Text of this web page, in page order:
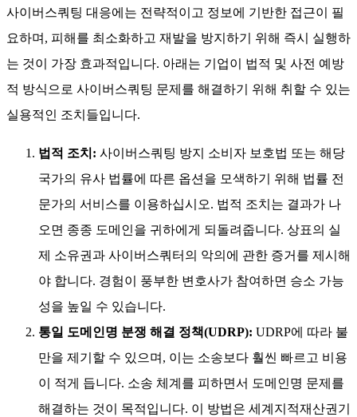
사이버스쿼팅 대응에는 전략적이고 정보에 기반한 접근이 필
요하며, 피해를 최소화하고 재발을 방지하기 위해 즉시 실행하
는 것이 가장 효과적입니다. 아래는 기업이 법적 및 사전 예방
적 방식으로 사이버스쿼팅 문제를 해결하기 위해 취할 수 있는
실용적인 조치들입니다.
법적 조치: 사이버스쿼팅 방지 소비자 보호법 또는 해당
국가의 유사 법률에 따른 옵션을 모색하기 위해 법률 전
문가의 서비스를 이용하십시오. 법적 조치는 결과가 나
오면 종종 도메인을 귀하에게 되돌려줍니다. 상표의 실
제 소유권과 사이버스쿼터의 악의에 관한 증거를 제시해
야 합니다. 경험이 풍부한 변호사가 참여하면 승소 가능
성을 높일 수 있습니다.
통일 도메인명 분쟁 해결 정책(UDRP): UDRP에 따라 불
만을 제기할 수 있으며, 이는 소송보다 훨씬 빠르고 비용
이 적게 듭니다. 소송 체계를 피하면서 도메인명 문제를
해결하는 것이 목적입니다. 이 방법은 세계지적재산권기